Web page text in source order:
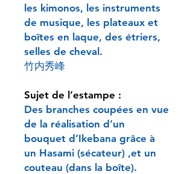
les kimonos, les instruments
de musique, les plateaux et
boîtes en laque, des étriers,
selles de cheval.
竹内秀峰
Sujet de l’estampe :
Des branches coupées en vue
de la réalisation d’un
bouquet d’Ikebana grâce à
un Hasami (sécateur) ,et un
couteau (dans la boîte).